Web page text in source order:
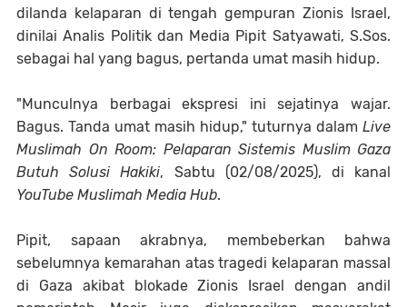
dilanda kelaparan di tengah gempuran Zionis Israel,
dinilai Analis Politik dan Media Pipit Satyawati, S.Sos.
sebagai hal yang bagus, pertanda umat masih hidup.
"Munculnya berbagai ekspresi ini sejatinya wajar.
Bagus. Tanda umat masih hidup," tuturnya dalam Live
Muslimah On Room: Pelaparan Sistemis Muslim Gaza
Butuh Solusi Hakiki, Sabtu (02/08/2025), di kanal
YouTube Muslimah Media Hub.
Pipit, sapaan akrabnya, membeberkan bahwa
sebelumnya kemarahan atas tragedi kelaparan massal
di Gaza akibat blokade Zionis Israel dengan andil